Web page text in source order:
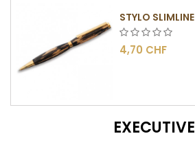
4,70 CHF
EXECUTIVE